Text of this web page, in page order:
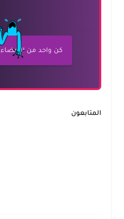
كن واحد من الأعضاء
المتابعون